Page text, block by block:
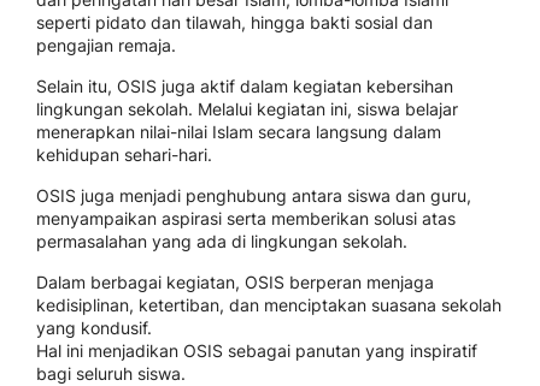
seperti pidato dan tilawah, hingga bakti sosial dan
pengajian remaja.
Selain itu, OSIS juga aktif dalam kegiatan kebersihan
lingkungan sekolah. Melalui kegiatan ini, siswa belajar
menerapkan nilai-nilai Islam secara langsung dalam
kehidupan sehari-hari.
OSIS juga menjadi penghubung antara siswa dan guru,
menyampaikan aspirasi serta memberikan solusi atas
permasalahan yang ada di lingkungan sekolah.
Dalam berbagai kegiatan, OSIS berperan menjaga
kedisiplinan, ketertiban, dan menciptakan suasana sekolah
yang kondusif.
Hal ini menjadikan OSIS sebagai panutan yang inspiratif
bagi seluruh siswa.